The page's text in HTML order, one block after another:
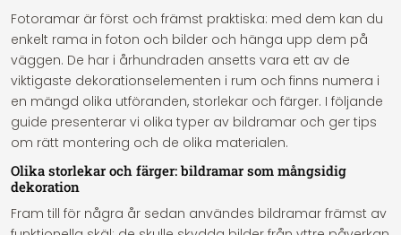
Fotoramar är först och främst praktiska: med dem kan du
enkelt rama in foton och bilder och hänga upp dem på
väggen. De har i århundraden ansetts vara ett av de
viktigaste dekorationselementen i rum och finns numera i
en mängd olika utföranden, storlekar och färger. I följande
guide presenterar vi olika typer av bildramar och ger tips
om rätt montering och de olika materialen.
Olika storlekar och färger: bildramar som mångsidig
dekoration
Fram till för några år sedan användes bildramar främst av